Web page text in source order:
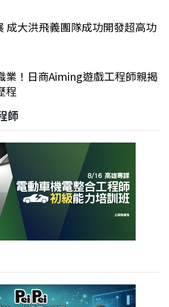
成大洪飛義團隊成功開發超高功
業！日商Aiming遊戲工程師親揭
程
師